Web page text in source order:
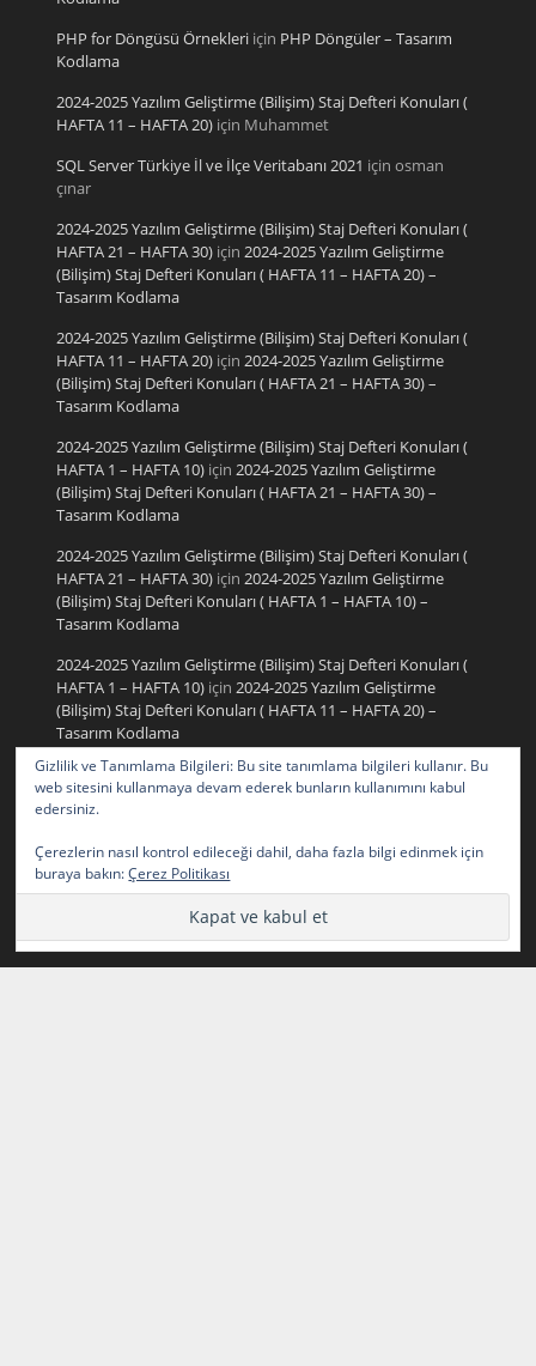
PHP for Döngüsü Örnekleriiçin PHP Döngüler – Tasarım
Kodlama
2024-2025 Yazılım Geliştirme (Bilişim) Staj Defteri Konuları (
HAFTA 11 – HAFTA 20)için Muhammet
SQL Server Türkiye İl ve İlçe Veritabanı 2021 için osman
çınar
2024-2025 Yazılım Geliştirme (Bilişim) Staj Defteri Konuları (
HAFTA 21 – HAFTA 30)için 2024-2025 Yazılım Geliştirme
(Bilişim) Staj Defteri Konuları ( HAFTA 11 – HAFTA 20) –
Tasarım Kodlama
2024-2025 Yazılım Geliştirme (Bilişim) Staj Defteri Konuları (
HAFTA 11 – HAFTA 20)için 2024-2025 Yazılım Geliştirme
(Bilişim) Staj Defteri Konuları ( HAFTA 21 – HAFTA 30) –
Tasarım Kodlama
2024-2025 Yazılım Geliştirme (Bilişim) Staj Defteri Konuları (
HAFTA 1 – HAFTA 10)için 2024-2025 Yazılım Geliştirme
(Bilişim) Staj Defteri Konuları ( HAFTA 21 – HAFTA 30) –
Tasarım Kodlama
2024-2025 Yazılım Geliştirme (Bilişim) Staj Defteri Konuları (
HAFTA 21 – HAFTA 30)için 2024-2025 Yazılım Geliştirme
(Bilişim) Staj Defteri Konuları ( HAFTA 1 – HAFTA 10) –
Tasarım Kodlama
2024-2025 Yazılım Geliştirme (Bilişim) Staj Defteri Konuları (
HAFTA 1 – HAFTA 10)için 2024-2025 Yazılım Geliştirme
(Bilişim) Staj Defteri Konuları ( HAFTA 11 – HAFTA 20) –
Tasarım Kodlama
2024-2025 Yazılım Geliştirme (Bilişim) Staj Defteri Konuları (
HAFTA 11 – HAFTA 20)için2024-2025 Yazılım Geliştirme
(Bilişim) Staj Defteri Konuları ( HAFTA 1 – HAFTA 10) –
Tasarım Kodlama
Popüler Yazılar
Resimden Font Bulma Sitesi Güncel
Gizlilik ve Tanımlama Bilgileri: Bu site tanımlama bilgileri kullanır. Bu
web sitesini kullanmaya devam ederek bunların kullanımını kabul
edersiniz.
Çerezlerin nasıl kontrol edileceği dahil, daha fazla bilgi edinmek için
buraya bakın:Çerez Politikası